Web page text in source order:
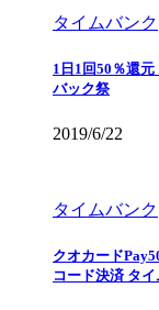
タイムバンク
1日1回50％還
バック祭
2019/6/22
タイムバンク
クオカード
コード決済 タ